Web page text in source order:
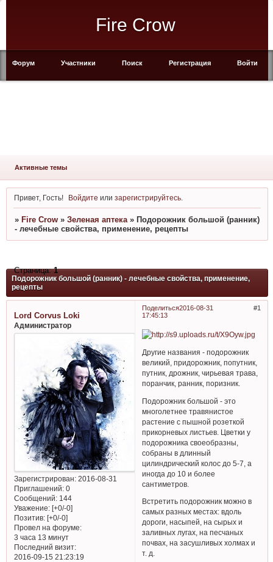
Fire Crow
Форум Участники Поиск Регистрация Войти
Активные темы
Привет, Гость! Войдите илизарегистрируйтесь
» Fire Crow » Зеленая аптека » Подорожник большой (ранник)
- лечебные свойства, применение, рецепты
Подорожник большой (ранник) - лечебные свойства, применение,
рецепты
Страница:1
Поделиться 1
2016-08-31
17:45:13
Lord Corvus Loki
Администратор
Зарегистрирован: 2016-08-31
Приглашений:0
Сообщений:144
Уважение: [+0/-0]
Позитив: [+0/-0]
Провел на форуме:
3 часа 13 минут
Последний визит:
2016-09-15 21:23:19
Другие названия - подорожник
великий, придорожник, попутник,
путник, дрожник, чирьевая трава,
поранчик, ранник, поризник.
Подорожник большой - это
многолетнее травянистое
растение с пышной розеткой
прикорневых листьев. Цветки у
подорожника своеобразны,
собраны в длинный
цилиндрический колос до 5-7, а
иногда до 10 и более
сантиметров.
Встретить подорожник можно в
самых разных местах: вдоль
дороги, насыпей, на сырых и
заливных лугах, на песчаных
почвах, на засушливых холмах и
т. д.